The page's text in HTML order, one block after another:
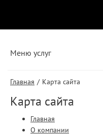
Главная / Карта сайта
Карта сайта
Главная
О компании
Меню услуг